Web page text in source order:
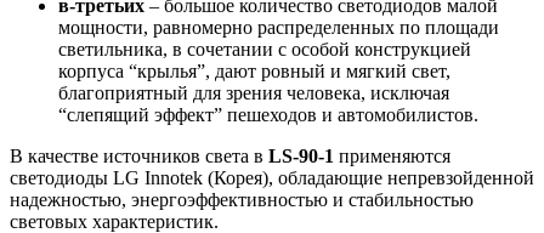
в-третьих – большое количество светодиодов малой
мощности, равномерно распределенных по площади
светильника, в сочетании с особой конструкцией
корпуса “крылья”, дают ровный и мягкий свет,
благоприятный для зрения человека, исключая
“слепящий эффект” пешеходов и автомобилистов.
В качестве источников света в LS-90-1 применяются
светодиоды LG Innotek (Корея), обладающие непревзойденной
надежностью, энергоэффективностью и стабильностью
световых характеристик.